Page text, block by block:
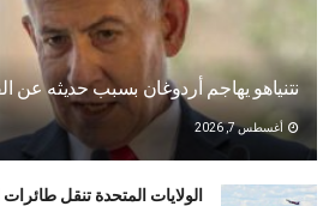
نتنياهو يهاجم أردوغان بسبب حديثه
أغسطس 7, 2026
الولايات المتحدة تنقل